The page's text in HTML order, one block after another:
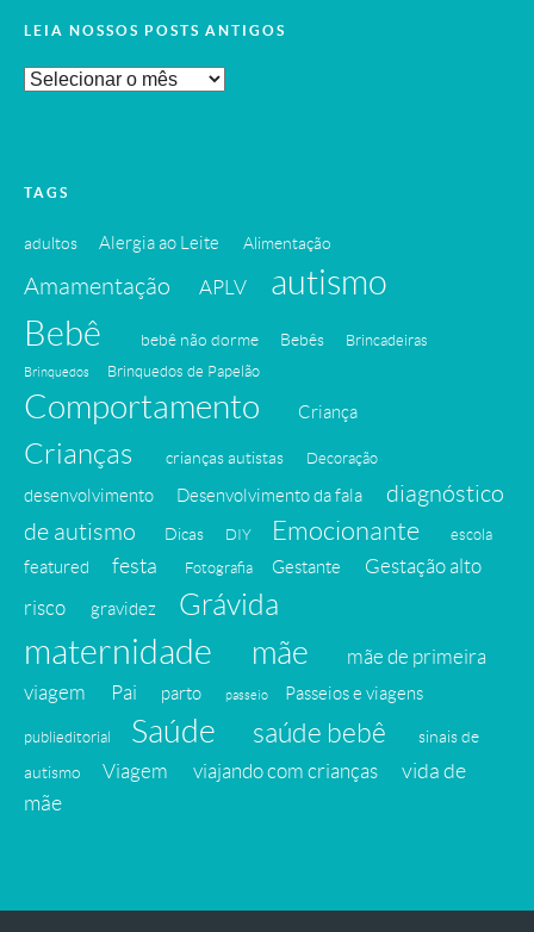
LEIA NOSSOS POSTS ANTIGOS
Leia
TAGS
adultos Alergia ao Leite Alimentação
Amamentação APLV
autismo
Bebê
bebê não dorme Bebês Brincadeiras
Brinquedos Brinquedos de Papelão
Comportamento Criança
Crianças crianças autistas Decoração
desenvolvimento Desenvolvimento da fala
diagnóstico
de autismo
Dicas DIY Emocionante escola
featured festa Fotografia Gestante
Gestação alto
risco
gravidez Grávida
maternidade mãe
mãe de primeira
viagem
Pai parto passeio Passeios e viagens
publieditorial Saúde saúde bebê
sinais de
autismo
Viagem viajando com crianças
vida de
mãe